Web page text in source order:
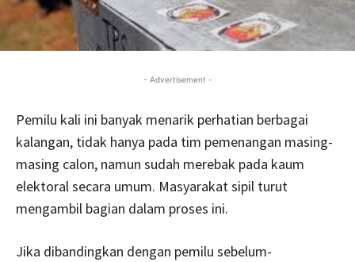
- Advertisement -
Pemilu kali ini banyak menarik perhatian berbagai
kalangan, tidak hanya pada tim pemenangan masing-
masing calon, namun sudah merebak pada kaum
elektoral secara umum. Masyarakat sipil turut
mengambil bagian dalam proses ini.
Jika dibandingkan dengan pemilu sebelum-